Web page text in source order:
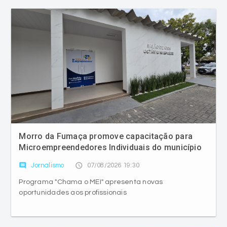
Morro da Fumaça promove capacitação para
Microempreendedores Individuais do município
comment Jornalismo access_time 07/08/2026 19:30
Programa "Chama o MEI" apresenta novas
oportunidades aos profissionais